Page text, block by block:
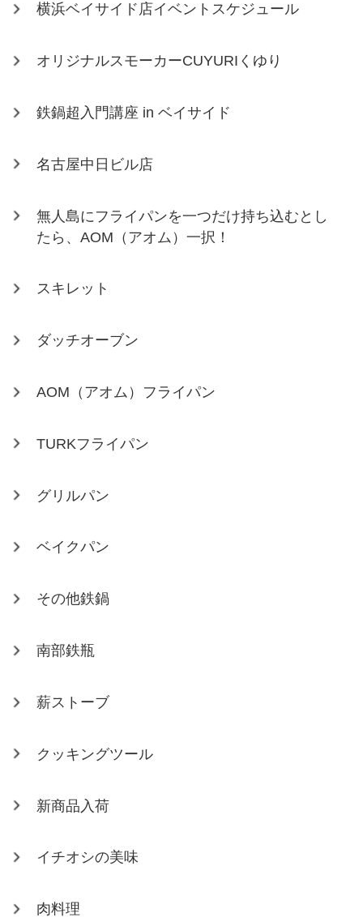
横浜ベイサイド店イベントスケジュール
オリジナルスモーカーCUYURIくゆり
鉄鍋超入門講座 in ベイサイド
名古屋中日ビル店
無人島にフライパンを一つだけ持ち込むとし
たら、AOM（アオム）一択！
スキレット
ダッチオーブン
AOM（アオム）フライパン
TURKフライパン
グリルパン
ベイクパン
その他鉄鍋
南部鉄瓶
薪ストーブ
クッキングツール
新商品入荷
イチオシの美味
肉料理